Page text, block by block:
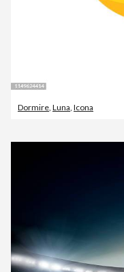
Dormire, Luna, Icona